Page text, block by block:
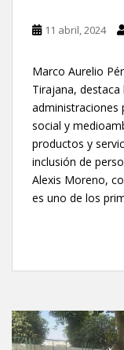
11 abril, 2024
Marco Aurelio
Tirajana, destaca
administraciones
social y
productos y
inclusión de
Alexis Moreno,
es uno de los